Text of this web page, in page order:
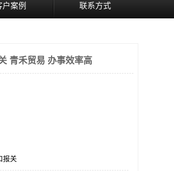
户案例 联系方式
青禾贸易 办事效率高
报关